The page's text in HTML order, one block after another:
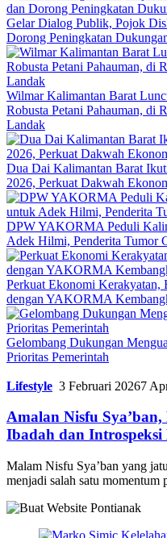
Gelar Dialog Publik, Pojok
Dorong Peningkatan
Wilmar Kalimantan Barat
Robusta Petani Pahauman, di
Landak
Dua Dai Kalimantan Barat
2026, Perkuat Dakwah
DPW YAKORMA Peduli
Adek Hilmi, Penderita Tumor
Perkuat Ekonomi Kerakyatan,
dengan YAKORMA
Gelombang Dukungan
Prioritas Pemerintah
Lifestyle 3 Februari 20267
Amalan Nisfu
Ibadah dan
Malam Nisfu Sya’ban yang
menjadi salah satu